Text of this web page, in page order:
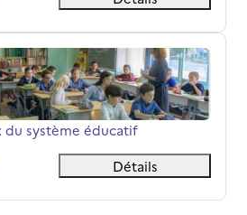
système éducatif
du système éducatif
Détails